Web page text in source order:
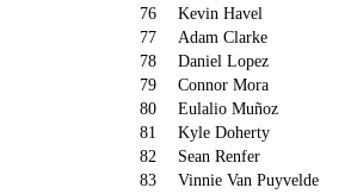
76
Kevin Havel
77
Adam Clarke
78
Daniel Lopez
79
Connor Mora
80
Eulalio Muñoz
81
Kyle Doherty
82
Sean Renfer
83
Vinnie Van Puyvelde